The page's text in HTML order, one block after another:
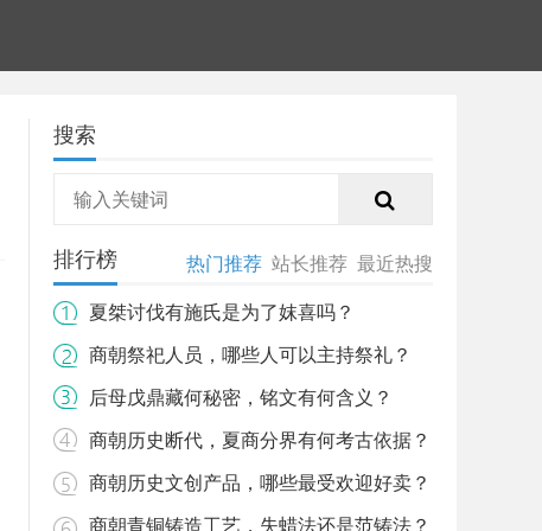
搜索
排行榜 热门推荐 站长推荐 最近热搜
夏桀讨伐有施氏是为了妺喜吗？
商朝祭祀人员，哪些人可以主持祭礼？
后母戊鼎藏何秘密，铭文有何含义？
商朝历史断代，夏商分界有何考古依据？
商朝历史文创产品，哪些最受欢迎好卖？
商朝青铜铸造工艺，失蜡法还是范铸法？